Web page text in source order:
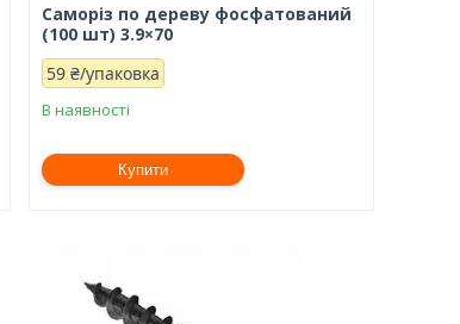
Саморіз по дереву фосфатований
(100 шт) 3.9×70
59 ₴/упаковка
В наявності
Купити